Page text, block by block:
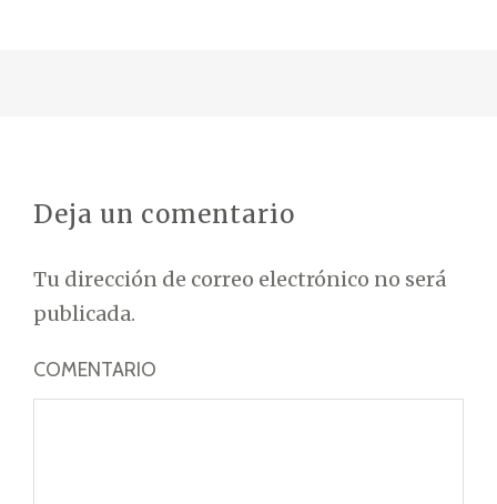
k
Deja un comentario
Tu dirección de correo electrónico no será
publicada.
COMENTARIO